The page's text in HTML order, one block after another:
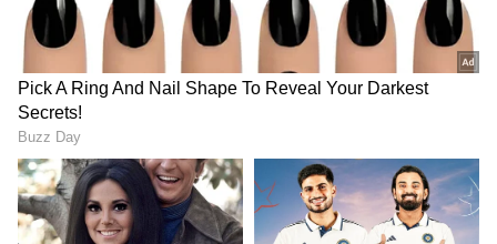
ಈ ಸಂದರ್ಭದಲ್ಲಿ ಸಂಸ್ಥೆಯ ನಿರ್ದೇಶಕ ಶಂಕರ್‌ ಗನ್ನಿ,